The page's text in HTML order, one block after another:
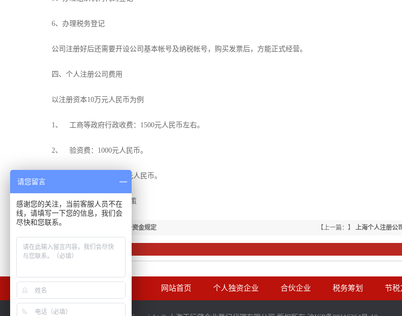
6、办理税务登记
公司注册好后还需要开设公司基本帐号及纳税帐号，购买发票后，方能正式经营。
四、个人注册公司费用
以注册资本10万元人民币为例
1、 工商等政府行政收费：1500元人民币左右。
2、 验资费：1000元人民币。
3、 代理服务费：2000元人民币。
五、个人公司税收优惠政策
【上一篇：】 上海个人注册公
【下一篇：】 一个人公司注册资金规定
相关资讯
网站首页 个人独资企业 合伙企业 税务筹划 节税
请您留言
感谢您的关注，当前客服人员不在
线，请填写一下您的信息，我们会
尽快和您联系。